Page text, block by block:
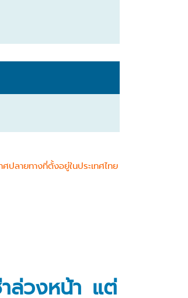
ลายทางที่ตั้งอยู่ในประเทศไทย
าล่วงหน้า แต่